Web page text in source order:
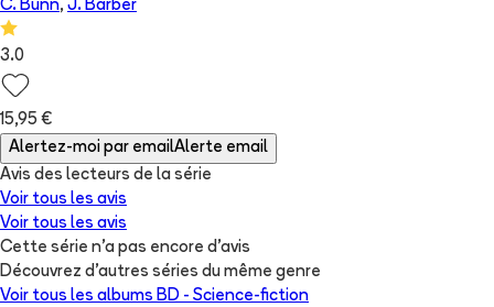
C. Bunn, J. Barber
3.0
15,95 €
Alertez-moi par emailAlerte email
Avis des lecteurs de la série
Voir tous les avis
Voir tous les avis
Cette série n'a pas encore d'avis
Découvrez d'autres séries du même genre
Voir tous les albums BD - Science-fiction